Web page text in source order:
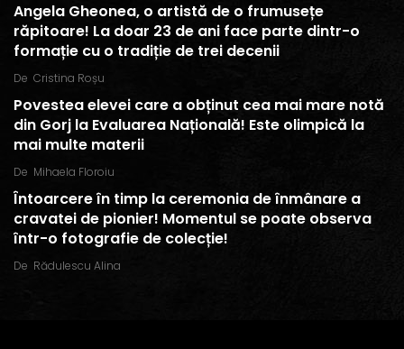
Angela Gheonea, o artistă de o frumusețe
răpitoare! La doar 23 de ani face parte dintr-o
formație cu o tradiție de trei decenii
De Cristina Roșu
Povestea elevei care a obținut cea mai mare notă
din Gorj la Evaluarea Națională! Este olimpică la
mai multe materii
De Mihaela Floroiu
Întoarcere în timp la ceremonia de înmânare a
cravatei de pionier! Momentul se poate observa
într-o fotografie de colecție!
De Rădulescu Alina